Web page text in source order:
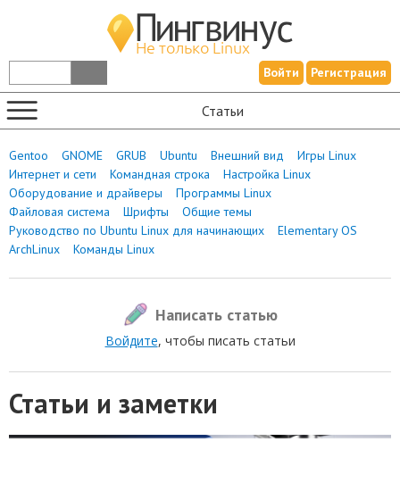
Войти Регистрация
Статьи
Написать статью
Войдите, чтобы писать статьи
Статьи и заметки
Gentoo GNOME GRUB Ubuntu Внешний вид
Игры Linux
Интернет и сети
Командная строка
Настройка Linux
Оборудование и драйверы
Программы Linux
Файловая система
Шрифты
Общие темы
Руководство по Ubuntu Linux для начинающих
Elementary OS
ArchLinux
Команды Linux